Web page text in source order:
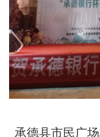
承德县市民广